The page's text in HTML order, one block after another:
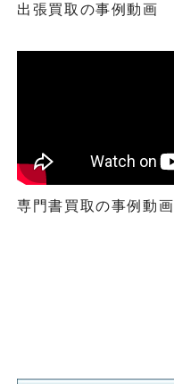
出張買取の事例動画
専門書買取の事例動画